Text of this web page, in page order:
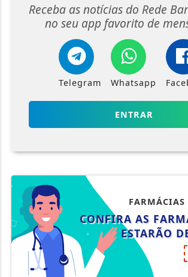
Receba as notícias do Rede
no seu app favorito de
Telegram Whatsapp
ENTRAR
FARMÁCIAS
CONFIRA AS
ESTARÃO